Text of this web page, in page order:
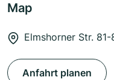
Map
Elmshorner Str.
Anfahrt planen